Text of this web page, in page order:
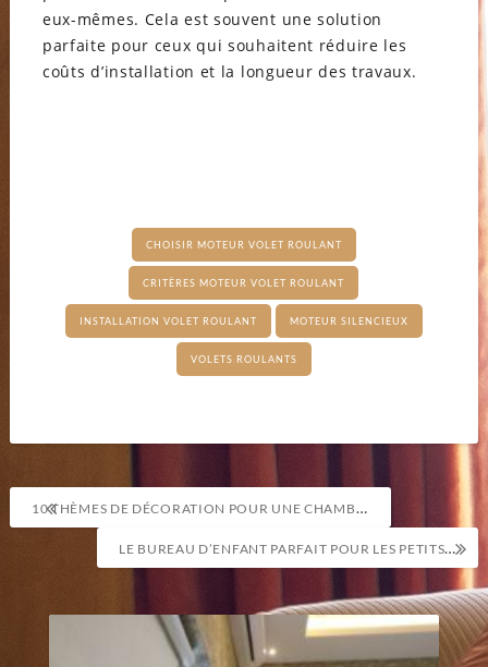
eux-mêmes. Cela est souvent une solution
parfaite pour ceux qui souhaitent réduire les
coûts d’installation et la longueur des travaux.
CHOISIR MOTEUR VOLET ROULANT
CRITÈRES MOTEUR VOLET ROULANT
INSTALLATION VOLET ROULANT MOTEUR SILENCIEUX
VOLETS ROULANTS
Navigation
de
l’article
10 THÈMES DE DÉCORATION POUR UNE CHAMBRE D’ENFANT QUI SORT DE L’ORDINAIRE
LE BUREAU D’ENFANT PARFAIT POUR LES PETITS ESPACES